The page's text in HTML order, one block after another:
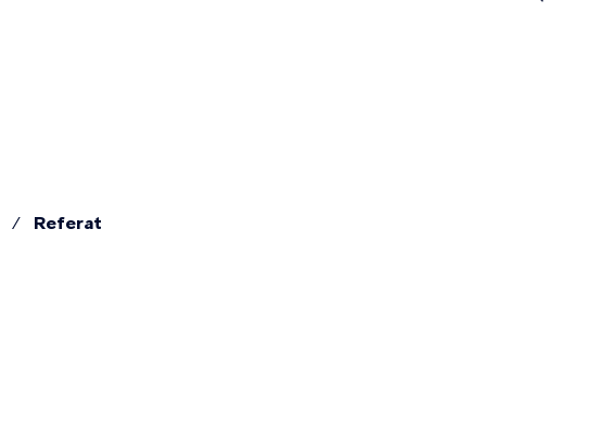
Referat